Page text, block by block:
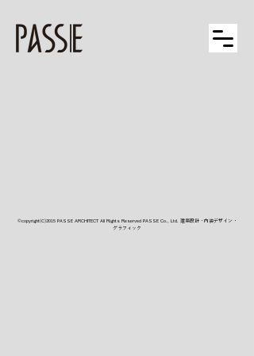
©copyright(C)2015 PASSE ARCHITECT All Rights Reserved ​PASSE Co., Ltd. 建築設計・内装デザイン・
グラフィック